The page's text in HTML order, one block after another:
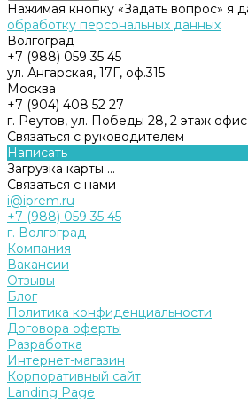
Нажимая кнопку «Задать вопрос» я
обработку персональных данных
Волгоград
+7 (988) 059 35 45
ул. Ангарская, 17Г, оф.315
Москва
+7 (904) 408 52 27
г. Реутов, ул. Победы 28, 2 этаж офис
Связаться с руководителем
Написать
Загрузка карты ...
Связаться с нами
i@iprem.ru
+7 (988) 059 35 45
г. Волгоград
Компания
Вакансии
Отзывы
Блог
Политика конфиденциальности
Договора оферты
Разработка
Интернет-магазин
Корпоративный сайт
Landing Page